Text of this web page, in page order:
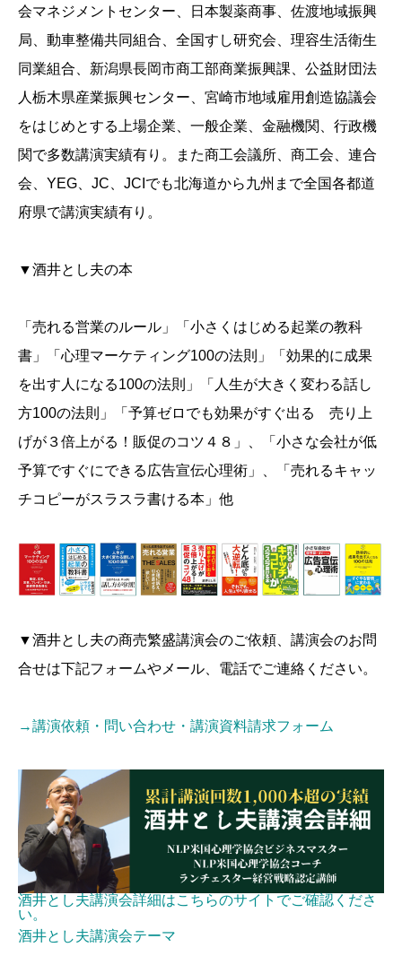
会マネジメントセンター、日本製薬商事、佐渡地域振興
局、動車整備共同組合、全国すし研究会、理容生活衛生
同業組合、新潟県長岡市商工部商業振興課、公益財団法
人栃木県産業振興センター、宮崎市地域雇用創造協議会
をはじめとする上場企業、一般企業、金融機関、行政機
関で多数講演実績有り。また商工会議所、商工会、連合
会、YEG、JC、JCIでも北海道から九州まで全国各都道
府県で講演実績有り。
▼酒井とし夫の本
「売れる営業のルール」「小さくはじめる起業の教科
書」「心理マーケティング100の法則」「効果的に成果
を出す人になる100の法則」「人生が大きく変わる話し
方100の法則」「予算ゼロでも効果がすぐ出る 売り上
げが３倍上がる！販促のコツ４８」、「小さな会社が低
予算ですぐにできる広告宣伝心理術」、「売れるキャッ
チコピーがスラスラ書ける本」他
▼酒井とし夫の商売繁盛講演会のご依頼、講演会のお問
合せは下記フォームやメール、電話でご連絡ください。
→講演依頼・問い合わせ・講演資料請求フォーム
酒井とし夫講演会詳細はこちらのサイトでご確認くださ
い。
酒井とし夫講演会テーマ